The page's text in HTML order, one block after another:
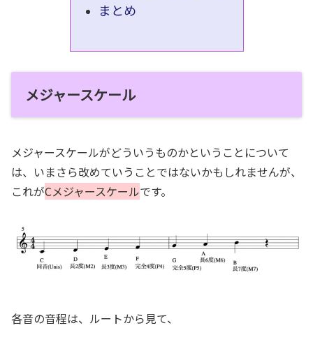
まとめ
メジャースケール
メジャースケールがどういうものかということについて
は、いまさら改めていうことではないかもしれませんが、
これがCメジャースケールです。
各音の音程は、ルートから見て、